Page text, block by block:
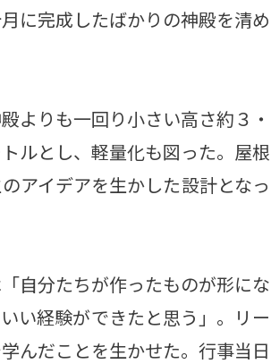
に完成したばかりの神殿を清め
よりも一回り小さい高さ約３・
ルとし、軽量化も図った。屋根
アイデアを生かした設計となっ
自分たちが作ったものが形にな
い経験ができたと思う」。リー
んだことを生かせた。行事当日